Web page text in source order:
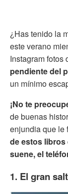
¿Has tenido la
este verano
Instagram fotos
pendiente del
un mínimo
¡No te
de buenas
enjundia que le
de estos libros
suene, el
1. El gran